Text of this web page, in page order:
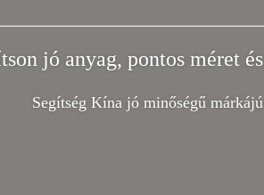
jó anyag, pontos méret
Segítség Kína jó minőségű